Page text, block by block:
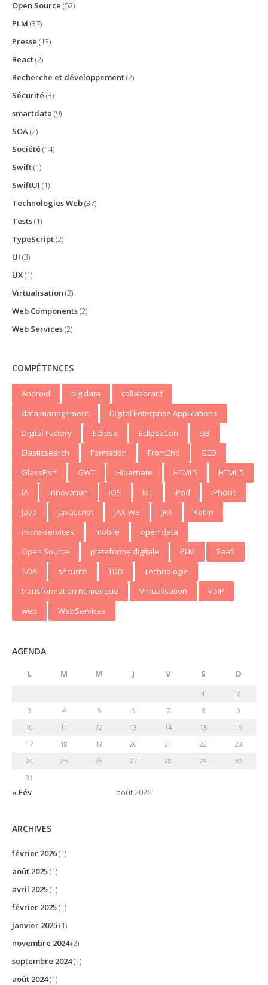
Open Source (52)
PLM (37)
Presse (13)
React(2)
Recherche et développement(2)
Sécurité (3)
smartdata (9)
SOA(2)
Société (14)
Swift(1)
SwiftUI (1)
Technologies Web(37)
Tests(1)
TypeScript(2)
UI (3)
UX(1)
Virtualisation (2)
Web Components(2)
Web Services(2)
COMPÉTENCES
Android big data
collaboratif
data management
Digital Enterprise Applications
Digital Factory
Eclipse EclipseCon
EJB
Elasticsearch
Formation FrontEnd
GED
GlassFish
GWT Hibernate HTML5
HTML 5
IA
Innovation iOS IoT iPad
iPhone
Java
Javascript JAX-WS JPA
Kotlin
micro-services
mobile
open data
Open Source
plateforme digitale PLM
SaaS
SOA
sécurité TDD
Technologie
transformation numerique
Virtualisation
VoIP
web
WebServices
AGENDA
août 2026
L M M J V S D
1
2
3
4 5 6 7 8
9
10
11 12 13 14 15
16
17
18 19 20 21 22
23
24
25 26 27 28 29
30
31
« Fév
ARCHIVES
février 2026(1)
août 2025(1)
avril 2025(1)
février 2025(1)
janvier 2025(1)
novembre 2024(2)
septembre 2024(1)
août 2024(1)